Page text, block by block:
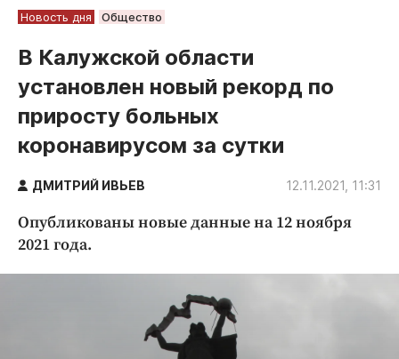
РУБРИКИ
Новости компаний
Статьи
Народные новости
Авто и транспорт
Благоустройство
Культура
Новость дня Общество
В Калужской области
установлен новый рекорд по
приросту больных
коронавирусом за сутки
ДМИТРИЙ ИВЬЕВ 12.11.2021, 11:31
Опубликованы новые данные на 12 ноября
2021 года.